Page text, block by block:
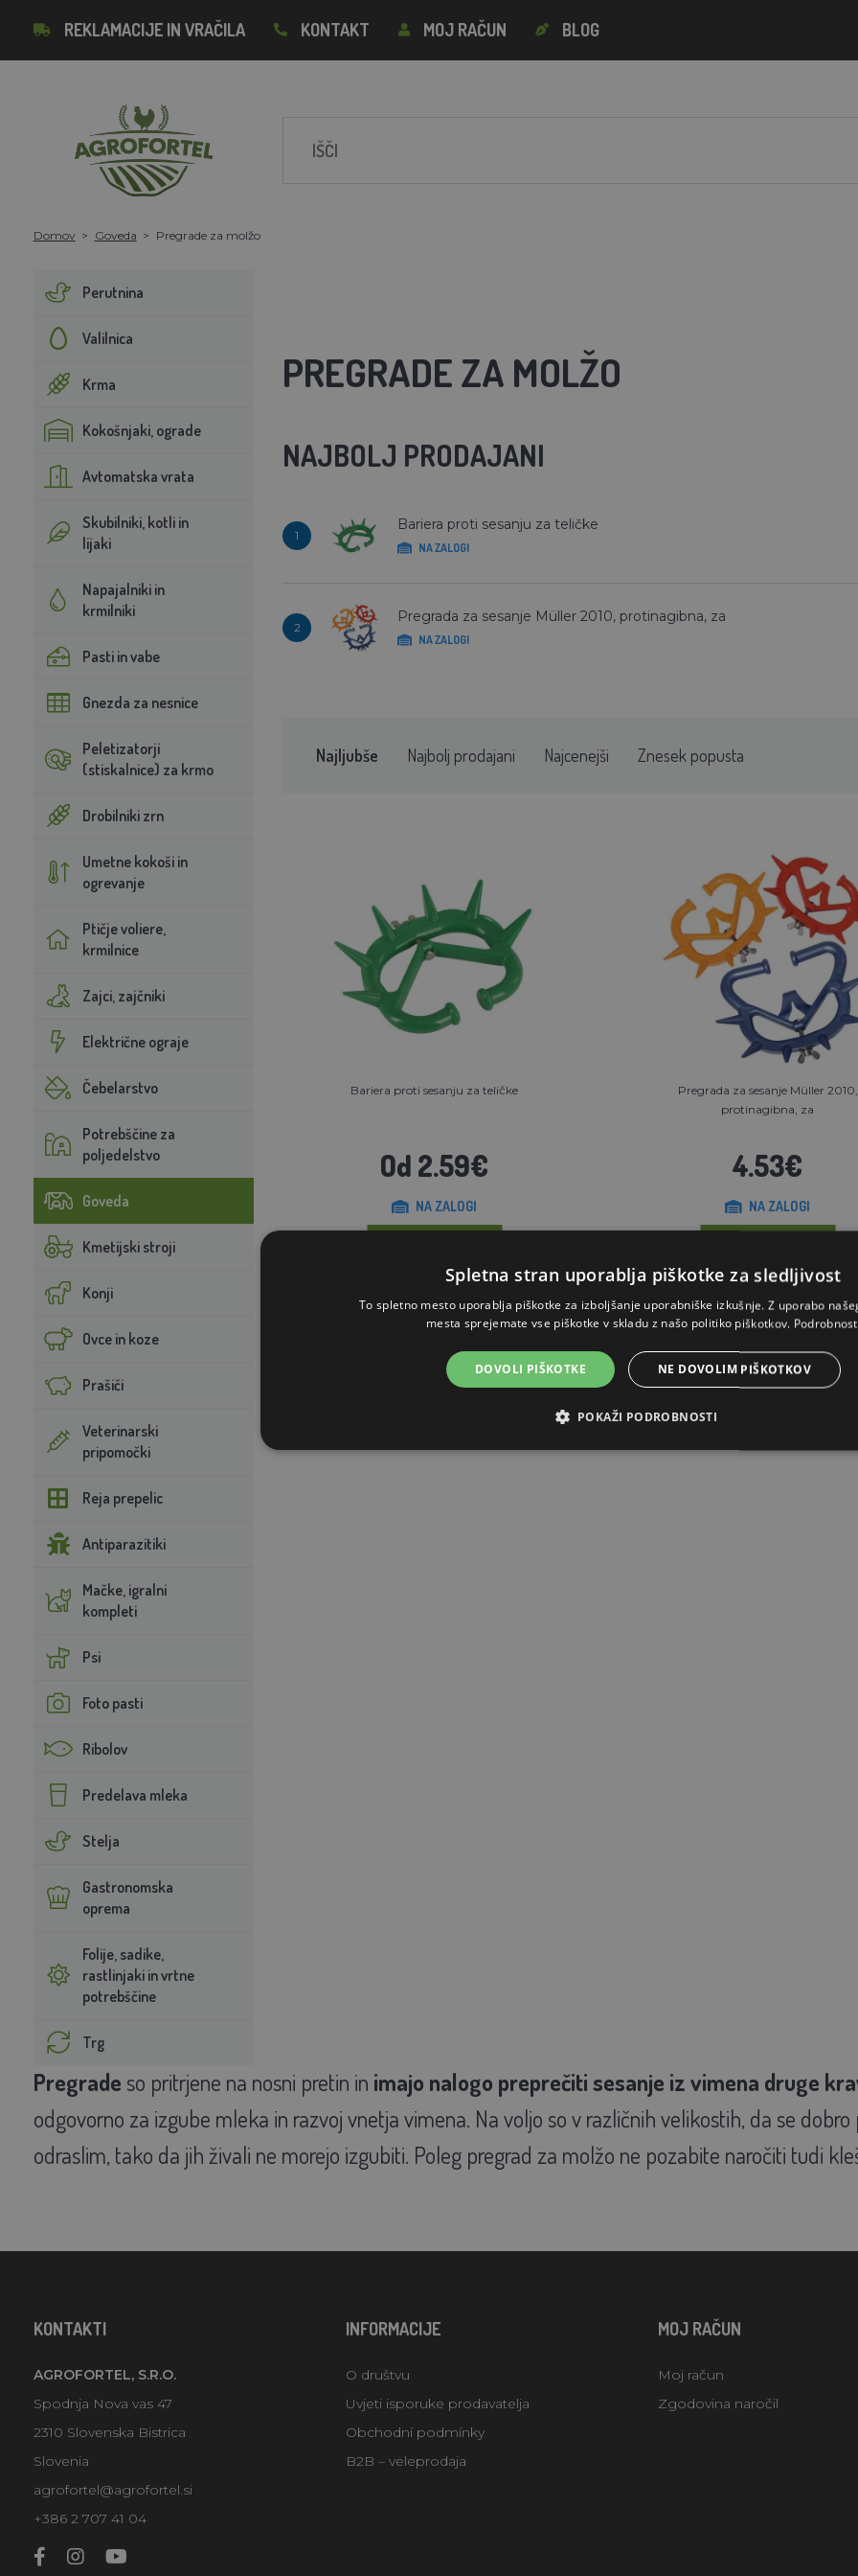
REKLAMACIJE IN VRAČILA KONTAKT MOJ RAČUN BLOG
Domov Goveda Pregrade za molžo
Perutnina
Valilnica
Krma
Kokošnjaki, ograde
Avtomatska vrata
Skubilniki, kotli in
lijaki
Napajalniki in
krmilniki
Pasti in vabe
Gnezda za nesnice
Peletizatorji
(stiskalnice) za krmo
Drobilniki zrn
Umetne kokoši in
ogrevanje
Ptičje voliere,
krmilnice
Zajci, zajčniki
Električne ograje
Čebelarstvo
Potrebščine za
poljedelstvo
Goveda
Kmetijski stroji
Konji
Ovce in koze
Prašiči
Veterinarski
pripomočki
Reja prepelic
Antiparazitiki
Mačke, igralni
kompleti
Psi
Foto pasti
Ribolov
Predelava mleka
Stelja
Gastronomska
oprema
Folije, sadike,
rastlinjaki in vrtne
potrebščine
Trg
PREGRADE ZA MOLŽO
NAJBOLJ PRODAJANI
1
Bariera proti sesanju za teličke
NA ZALOGI
2
Pregrada za sesanje Müller 2010, protinagibna, za
NA ZALOGI
Najljubše Najbolj prodajani Najcenejši Znesek popusta
Bariera proti sesanju za teličke
Od 2.59€
NA ZALOGI
Pregrada za sesanje Müller 2010,
protinagibna, za
4.53€
NA ZALOGI
Pregrade so pritrjene na nosni pretin in imajo nalogo preprečiti sesanje iz vimena druge
odgovorno za izgube mleka in razvoj vnetja vimena. Na voljo so v različnih velikostih, da se
odraslim, tako da jih živali ne morejo izgubiti. Poleg pregrad za molžo ne pozabite naročiti tudi
KONTAKTI
AGROFORTEL, S.R.O.
Spodnja Nova vas 47
2310 Slovenska Bistrica
Slovenia
agrofortel@agrofortel.si
+386 2 707 41 04
INFORMACIJE
O društvu
Uvjeti isporuke prodavatelja
Obchodní podmínky
B2B – veleprodaja
MOJ RAČUN
Moj račun
Zgodovina naročil
Spletna stran uporablja piškotke za sledljivost
To spletno mesto uporablja piškotke za izboljšanje uporabniške izkušnje. Z uporabo
mesta sprejemate vse piškotke v skladu z našo politiko piškotkov.
DOVOLI PIŠKOTKE NE DOVOLIM PIŠKOTKOV
POKAŽI PODROBNOSTI